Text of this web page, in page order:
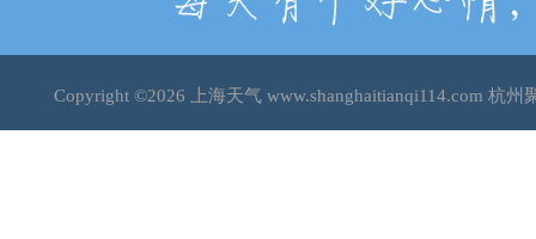
Copyright ©2026 上海天气 www.shanghaitianqi114.com 杭